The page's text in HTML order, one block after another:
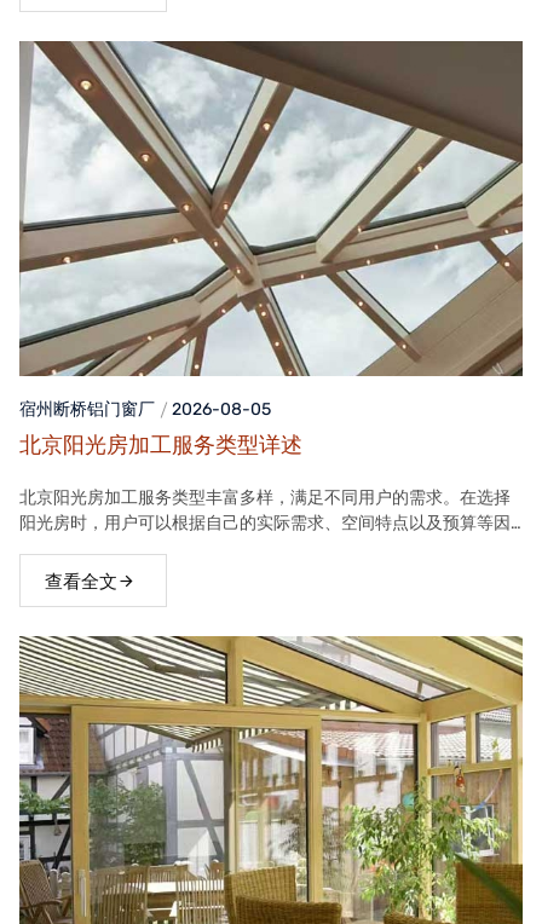
宿州断桥铝门窗厂 2026-08-05
北京阳光房加工服务类型详述
北京阳光房加工服务类型丰富多样，满足不同用户的需求。在选择
阳光房时，用户可以根据自己的实际需求、空间特点以及预算等因
查看全文